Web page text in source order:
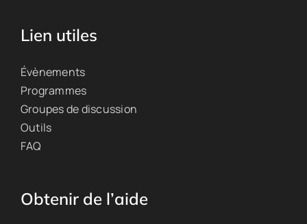
Lien utiles
Évènements
Programmes
Groupes de discussion
Outils
FAQ
Obtenir de l’aide